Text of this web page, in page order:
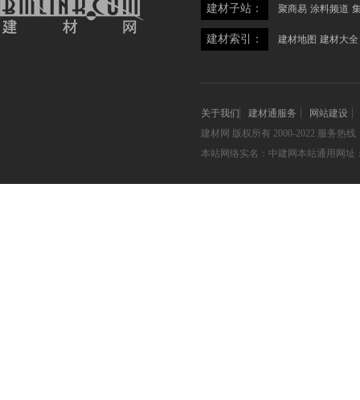
建材子站： 聚商易 涂料频道
建材索引： 建材地图 建材大全
关于我们 建材通服务
网站建设
建材网 版权所有 2000-2022 服务热线
本站网络实名：中建网本站通用网址